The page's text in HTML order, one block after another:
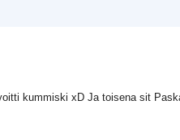
kummiski xD Ja toisena sit